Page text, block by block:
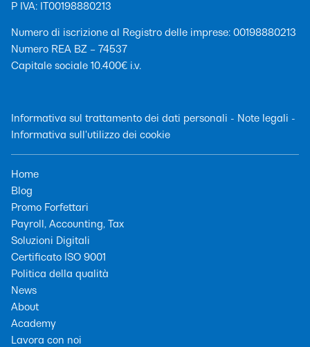
P IVA: IT00198880213
Numero di iscrizione al Registro delle imprese: 00198880213
Numero REA BZ – 74537
Capitale sociale 10.400€ i.v.
Informativa sul trattamento dei dati personali - Note legali -
Informativa sull'utilizzo dei cookie
Home
Blog
Promo Forfettari
Payroll, Accounting, Tax
Soluzioni Digitali
Certificato ISO 9001
Politica della qualità
News
About
Academy
Lavora con noi